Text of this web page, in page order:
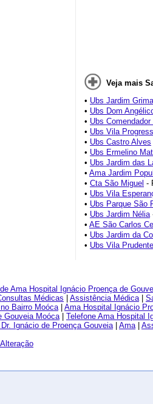
Veja mais
• Ubs Jardim
• Ubs Dom
• Ubs
• Ubs Vila
• Ubs Castro Alves
• Ubs Ermelino
• Ubs Jardim das
• Ama Jardim
• Cta São Miguel -
• Ubs Vila
• Ubs Parque São
• Ubs Jardim Nélia
• AE São Carlos
• Ubs Jardim da
• Ubs Vila Prudente
Ama Hospital Ignácio Proença de
Médicas Assistência Médica|
Bairro Moóca| Ama Hospital Ignácio
Gouveia Moóca| Telefone Ama Hospital
Ignácio de Proença Gouveia| Ama|